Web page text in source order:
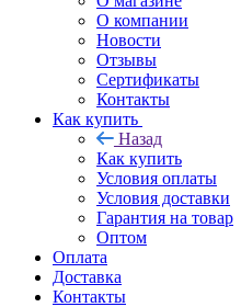
О компании
Новости
Отзывы
Сертификаты
Контакты
Как купить
Назад
Как купить
Условия оплаты
Условия доставки
Гарантия на товар
Оптом
Оплата
Доставка
Контакты